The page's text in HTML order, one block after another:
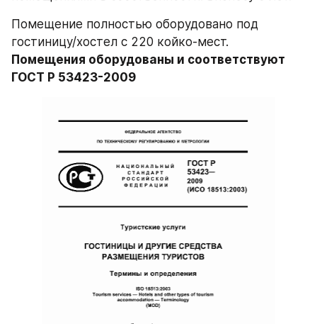
Помещение полностью оборудовано под
Помещения оборудованы и соответствуют
ГОСТ Р 53423-2009